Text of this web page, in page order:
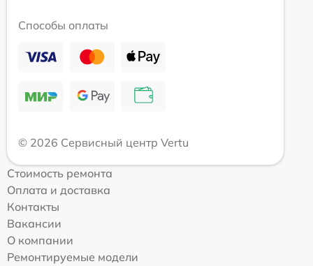
Способы оплаты
© 2026 Сервисный центр Vertu
Стоимость ремонта
Оплата и доставка
Контакты
Вакансии
О компании
Ремонтируемые модели